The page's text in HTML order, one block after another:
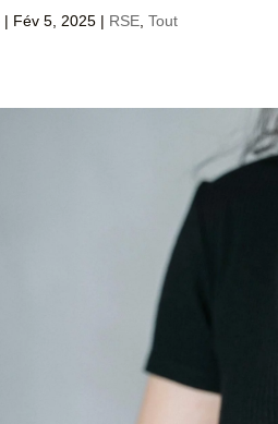
| Fév 5, 2025 | RSE ,Tout